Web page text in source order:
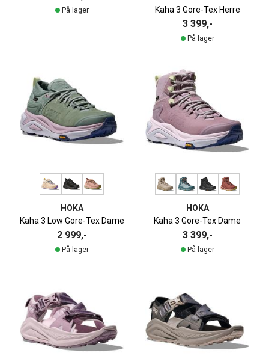
På lager
Kaha 3 Gore-Tex Herre
3 399,-
På lager
HOKA
Kaha 3 Low Gore-Tex Dame
2 999,-
På lager
HOKA
Kaha 3 Gore-Tex Dame
3 399,-
På lager